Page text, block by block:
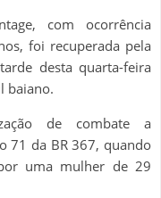
com ocorrência
foi recuperada pela
desta quarta-feira
baiano.
de combate a
71 da BR 367, quando
uma mulher de 29